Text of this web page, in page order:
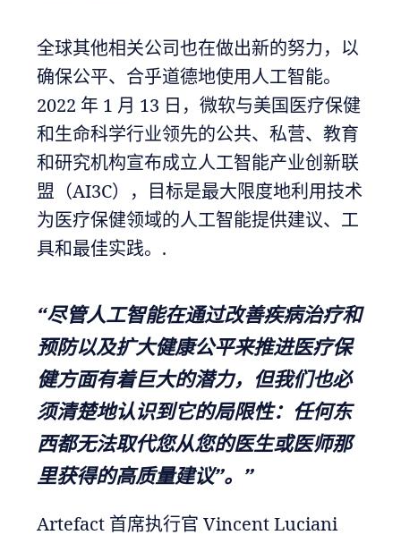
全球其他相关公司也在做出新的努力，以
确保公平、合乎道德地使用人工智能。
2022 年 1 月 13 日，微软与美国医疗保健
和生命科学行业领先的公共、私营、教育
和研究机构宣布成立人工智能产业创新联
盟（AI3C），目标是最大限度地利用技术
为医疗保健领域的人工智能提供建议、工
具和最佳实践。.
“尽管人工智能在通过改善疾病治疗和
预防以及扩大健康公平来推进医疗保
健方面有着巨大的潜力，但我们也必
须清楚地认识到它的局限性：任何东
西都无法取代您从您的医生或医师那
里获得的高质量建议”。”
Artefact 首席执行官 Vincent Luciani